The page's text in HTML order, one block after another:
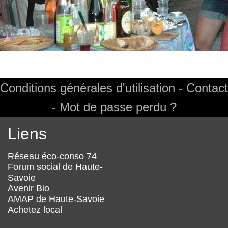
Footer
Conditions générales d'utilisation
Contact
Mot de passe perdu ?
Liens
Réseau éco-conso 74
Forum social de Haute-
Savoie
Avenir Bio
AMAP de Haute-Savoie
Achetez local